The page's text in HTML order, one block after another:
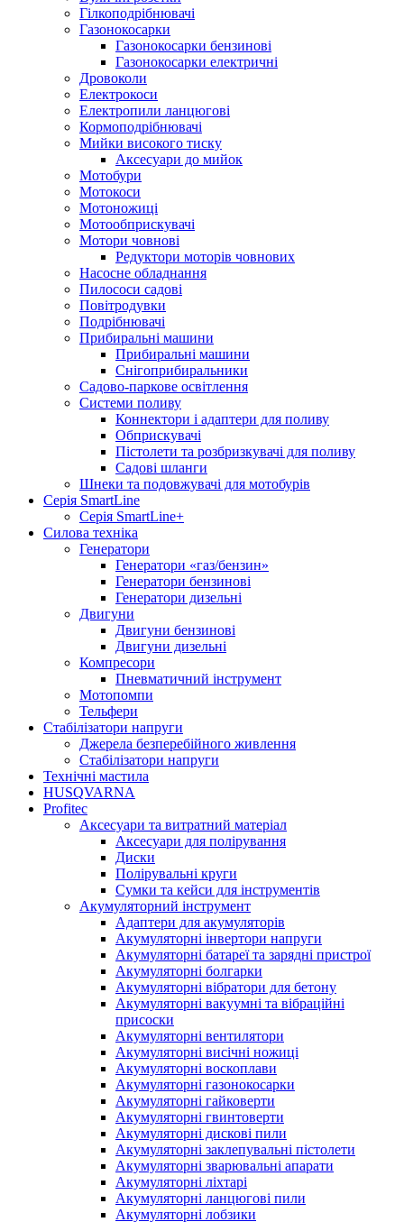
Гілкоподрібнювачі
Газонокосарки
Газонокосарки бензинові
Газонокосарки електричні
Дровоколи
Електрокоси
Електропили ланцюгові
Кормоподрібнювачі
Мийки високого тиску
Аксесуари до мийок
Мотобури
Мотокоси
Мотоножиці
Мотообприскувачі
Мотори човнові
Редуктори моторів човнових
Насосне обладнання
Пилососи садові
Повітродувки
Подрібнювачі
Прибиральні машини
Прибиральні машини
Снігоприбиральники
Садово-паркове освітлення
Системи поливу
Коннектори і адаптери для поливу
Обприскувачі
Пістолети та розбризкувачі для поливу
Садові шланги
Шнеки та подовжувачі для мотобурів
Серія SmartLine
Серія SmartLine+
Силова техніка
Генератори
Генератори «газ/бензин»
Генератори бензинові
Генератори дизельні
Двигуни
Двигуни бензинові
Двигуни дизельні
Компресори
Пневматичний інструмент
Мотопомпи
Тельфери
Стабілізатори напруги
Джерела безперебійного живлення
Стабілізатори напруги
Технічні мастила
HUSQVARNA
Profitec
Аксесуари та витратний матеріал
Аксесуари для полірування
Диски
Полірувальні круги
Сумки та кейси для інструментів
Акумуляторний інструмент
Адаптери для акумуляторів
Акумуляторні інвертори напруги
Акумуляторні батареї та зарядні пристрої
Акумуляторні болгарки
Акумуляторні вібратори для бетону
Акумуляторні вакуумні та вібраційні
присоски
Акумуляторні вентилятори
Акумуляторні висічні ножиці
Акумуляторні воскоплави
Акумуляторні газонокосарки
Акумуляторні гайковерти
Акумуляторні гвинтоверти
Акумуляторні дискові пили
Акумуляторні заклепувальні пістолети
Акумуляторні зварювальні апарати
Акумуляторні ліхтарі
Акумуляторні ланцюгові пили
Акумуляторні лобзики